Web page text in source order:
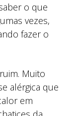
o que
vezes,
fazer o
Muito
alérgica que
em